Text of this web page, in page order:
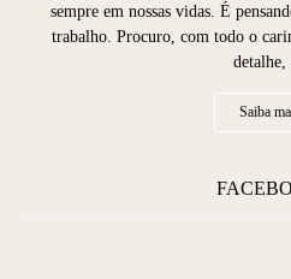
sempre em nossas vidas. É
trabalho. Procuro, com todo o
detalhe,
Saiba